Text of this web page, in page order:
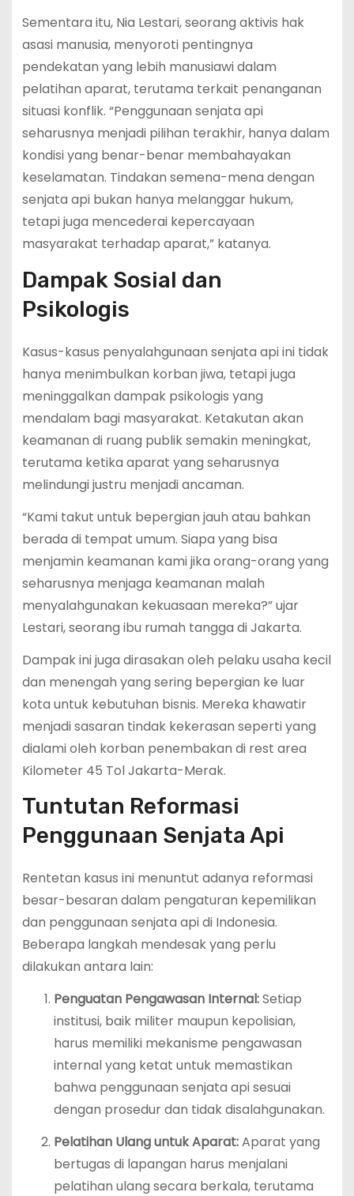
Sementara itu, Nia Lestari, seorang aktivis hak
asasi manusia, menyoroti pentingnya
pendekatan yang lebih manusiawi dalam
pelatihan aparat, terutama terkait penanganan
situasi konflik. “Penggunaan senjata api
seharusnya menjadi pilihan terakhir, hanya dalam
kondisi yang benar-benar membahayakan
keselamatan. Tindakan semena-mena dengan
senjata api bukan hanya melanggar hukum,
tetapi juga mencederai kepercayaan
masyarakat terhadap aparat,” katanya.
Dampak Sosial dan
Psikologis
Kasus-kasus penyalahgunaan senjata api ini tidak
hanya menimbulkan korban jiwa, tetapi juga
meninggalkan dampak psikologis yang
mendalam bagi masyarakat. Ketakutan akan
keamanan di ruang publik semakin meningkat,
terutama ketika aparat yang seharusnya
melindungi justru menjadi ancaman.
“Kami takut untuk bepergian jauh atau bahkan
berada di tempat umum. Siapa yang bisa
menjamin keamanan kami jika orang-orang yang
seharusnya menjaga keamanan malah
menyalahgunakan kekuasaan mereka?” ujar
Lestari, seorang ibu rumah tangga di Jakarta.
Dampak ini juga dirasakan oleh pelaku usaha kecil
dan menengah yang sering bepergian ke luar
kota untuk kebutuhan bisnis. Mereka khawatir
menjadi sasaran tindak kekerasan seperti yang
dialami oleh korban penembakan di rest area
Kilometer 45 Tol Jakarta-Merak.
Tuntutan Reformasi
Penggunaan Senjata Api
Rentetan kasus ini menuntut adanya reformasi
besar-besaran dalam pengaturan kepemilikan
dan penggunaan senjata api di Indonesia.
Beberapa langkah mendesak yang perlu
dilakukan antara lain:
Penguatan Pengawasan Internal:Setiap
institusi, baik militer maupun kepolisian,
harus memiliki mekanisme pengawasan
internal yang ketat untuk memastikan
bahwa penggunaan senjata api sesuai
dengan prosedur dan tidak disalahgunakan.
Pelatihan Ulang untuk Aparat:Aparat yang
bertugas di lapangan harus menjalani
pelatihan ulang secara berkala, terutama